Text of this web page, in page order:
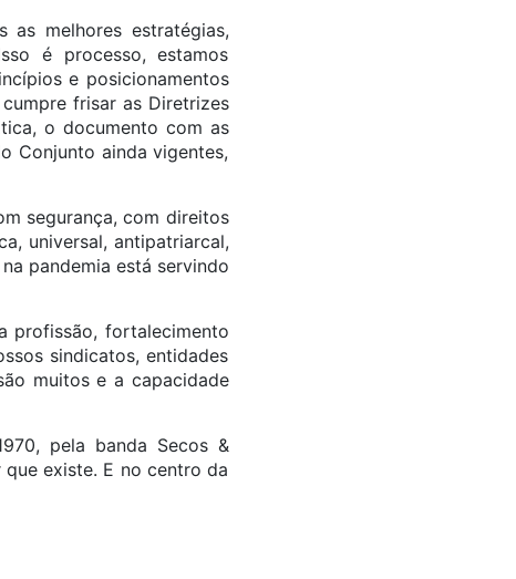
melhores estratégias,
é processo, estamos
e posicionamentos
frisar as Diretrizes
o documento com as
Conjunto ainda vigentes,
segurança, com direitos
universal, antipatriarcal,
pandemia está servindo
profissão, fortalecimento
sindicatos, entidades
muitos e a capacidade
pela banda Secos &
existe. E no centro da